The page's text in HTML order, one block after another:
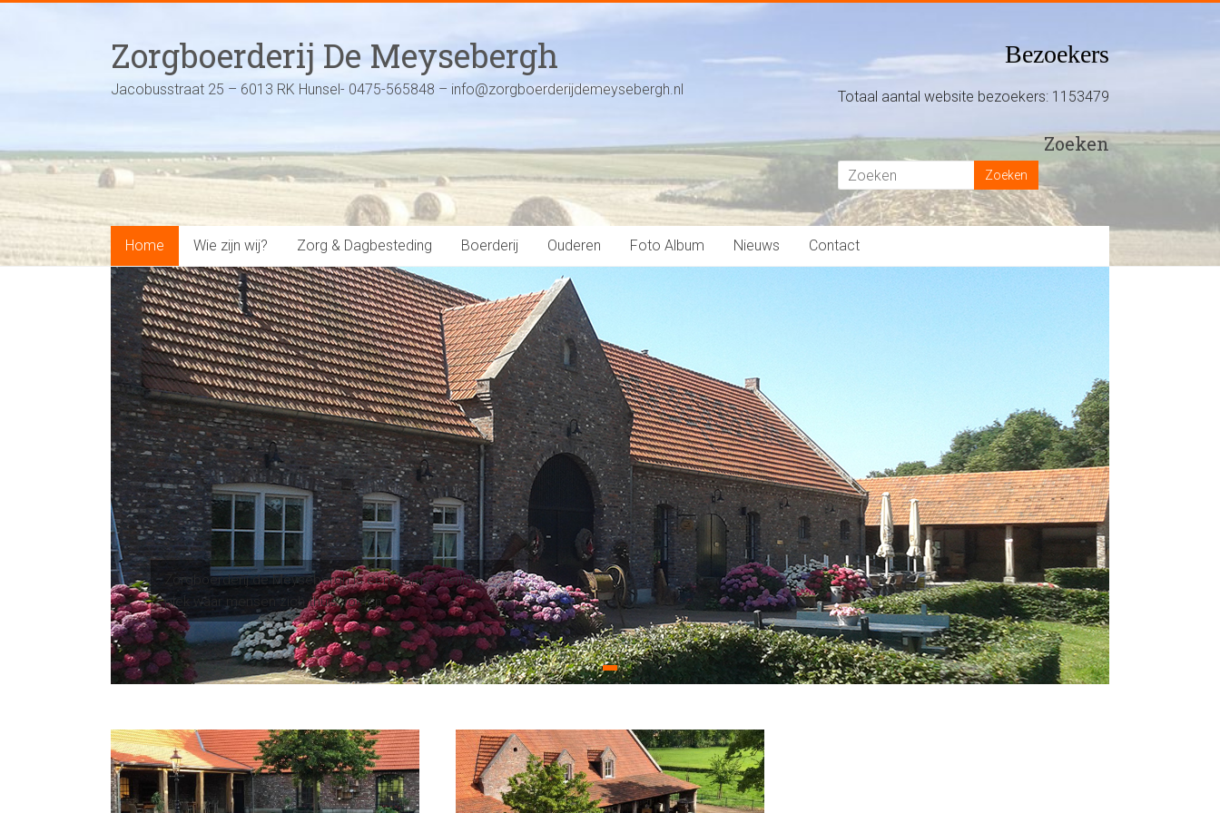
Zorgboerderij De Meysebergh
Jacobusstraat 25 – 6013 RK Hunsel- 0475-565848 – info@zorgboerderijdemeysebergh.nl
Bezoekers
Totaal aantal website bezoekers: 1153479
Zoeken
Home Wie zijn wij? Zorg & Dagbesteding Boerderij Ouderen Foto Album Nieuws Contact
Zorgboerderij de Meysebergh is een warme, veilige
plek waar mensen zich thuis voelen.